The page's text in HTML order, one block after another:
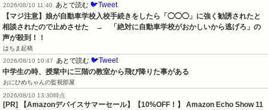
2026/08/10 11:40
あとで読む 🐦Tweet
【マジ注意】娘が自動車学校入校手続きをしたら「◯◯◯」に強く勧誘されたと
相談されたので止めさせた　→　「絶対に自動車学校がおかしいから逃げろ」の
声が殺到！！
はちま起稿
2026/08/10 10:47
あとで読む 🐦Tweet
中学生の時、授業中に三階の教室から飛び降りた事がある
おにひめちゃんの監視部屋
2026/08/10 13:30時点
[PR] 【Amazonデバイスサマーセール】【10%OFF！】 Amazon Echo Show 11